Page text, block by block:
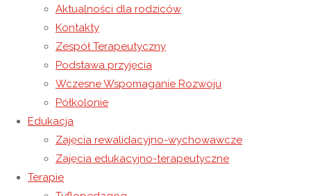
Aktualności dla rodziców
Kontakty
Zespół Terapeutyczny
Podstawa przyjęcia
Wczesne Wspomaganie Rozwoju
Półkolonie
Edukacja
Zajęcia rewalidacyjno-wychowawcze
Zajęcia edukacyjno-terapeutyczne
Terapie
Coraz bliżej święta…
Grudzień to niezwykły miesiąc – witamy w nim zimę,
ale przede wszystkim to czas świąt Bożego Narodzenia!
Radosną atmosferę oczekiwania wypełniają nam
świąteczne przygotowania. To także okazja do odkrycia
wyobraźni do kreatywnego tworzenia ozdób i dekoracji
świątecznych.